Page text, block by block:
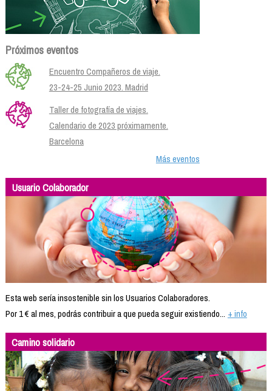
Próximos eventos
Encuentro Compañeros de viaje.
23-24-25 Junio 2023. Madrid
Taller de fotografía de viajes.
Calendario de 2023 próximamente.
Barcelona
Más eventos
Usuario Colaborador
Esta web sería insostenible sin los Usuarios Colaboradores.
Por 1 € al mes, podrás contribuir a que pueda seguir existiendo... + info
Camino solidario